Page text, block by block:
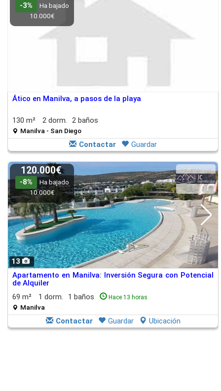
-3%
Ha bajado
10.000€
Ático en Manilva, a pasos de la playa
130 m² 2 dorm. 2 baños
Manilva - San Diego
Contactar Guardar
13
120.000€
-8%
Ha bajado
10.000€
Apartamento en Manilva: Inversión Segura con Potencial
de Alquiler
69 m²
1 dorm. 1 baños Hace 13 horas
Manilva
Contactar Guardar Ubicación